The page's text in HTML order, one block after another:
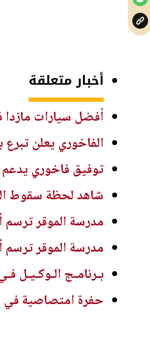
أخبار متعلقة
أفضل سيارات مازدا في
الفاخوري يعلن
توفيق فاخوري
شاهد لحظة سقوط
مدرسة الموقر
مدرسة الموقر
بـرنامـج الـوكـيـل
حفرة امتصاصية